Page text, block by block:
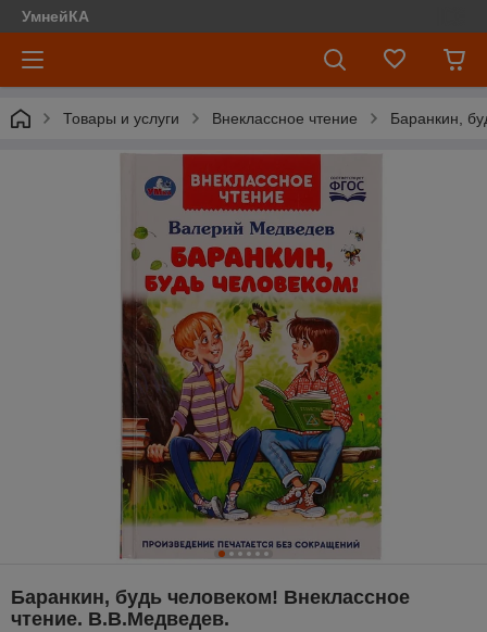
УмнейКА
Товары и услуги Внеклассное чтение Баранкин,
Баранкин, будь человеком! Внеклассное
чтение. В.В.Медведев.